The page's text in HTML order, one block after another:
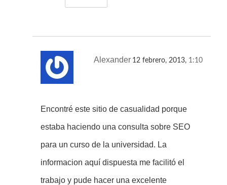
Alexander 12 febrero, 2013, 1:10
Encontré este sitio de casualidad porque
estaba haciendo una consulta sobre SEO
para un curso de la universidad. La
informacion aquí dispuesta me facilitó el
trabajo y pude hacer una excelente